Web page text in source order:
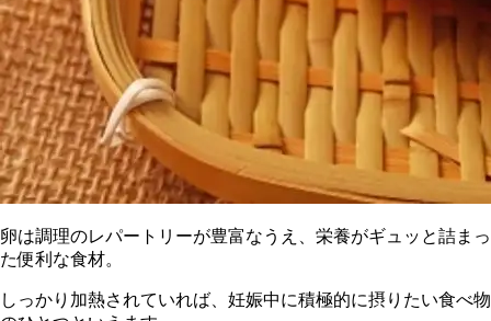
卵は調理のレパートリーが豊富なうえ、栄養がギュッと詰まっ
た便利な食材。
しっかり加熱されていれば、妊娠中に積極的に摂りたい食べ物